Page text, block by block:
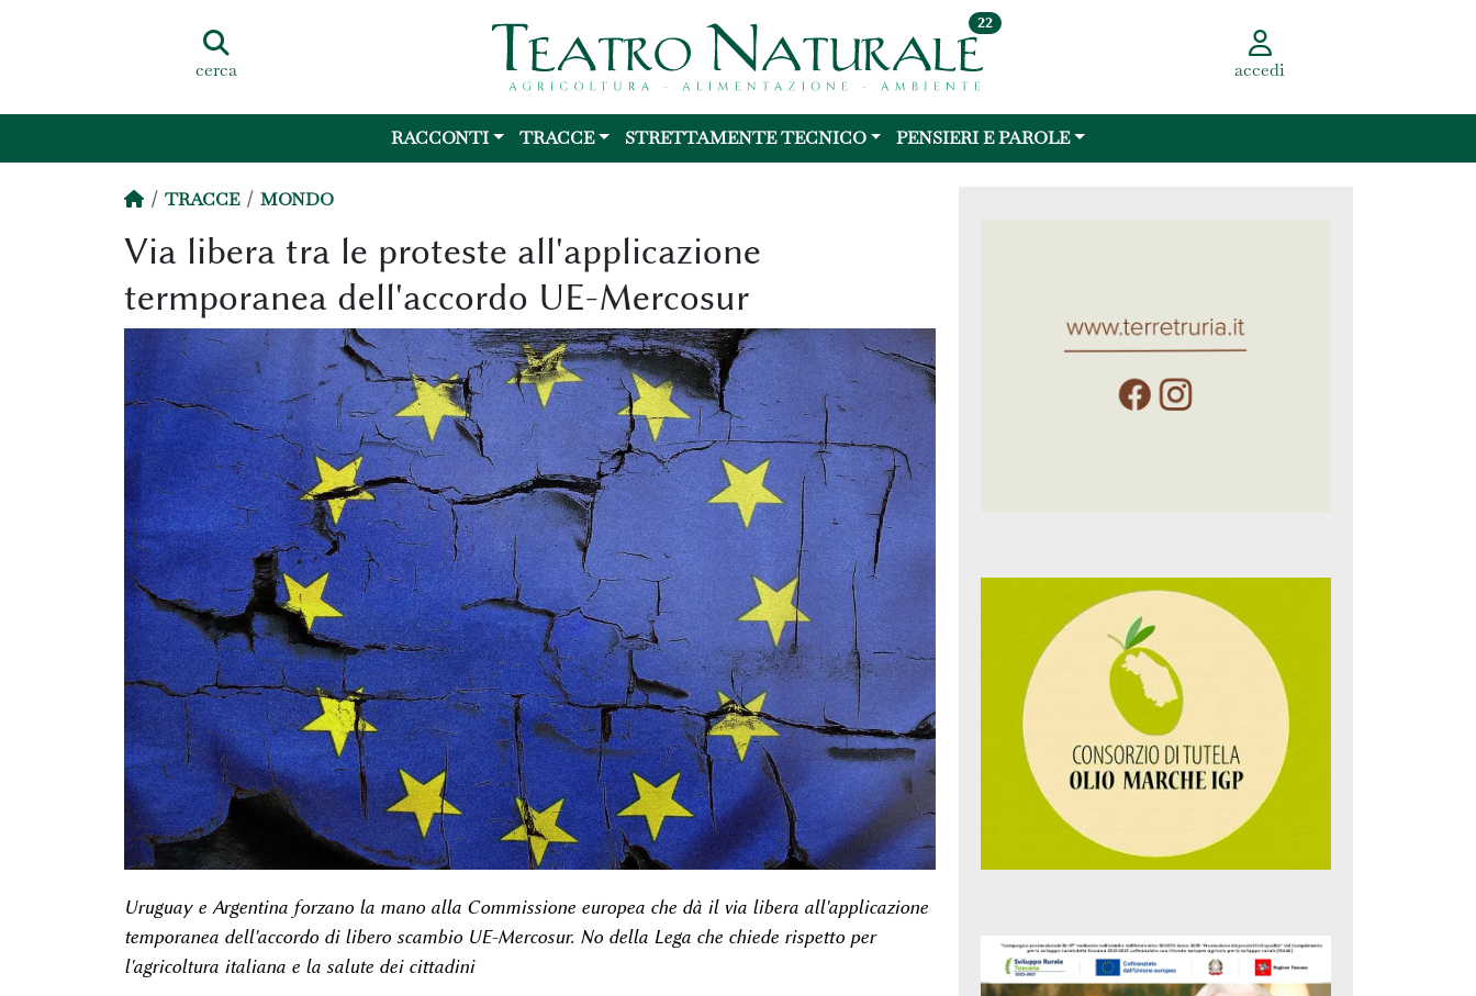
cerca
22
accedi
RACCONTI TRACCE STRETTAMENTE TECNICO PENSIERI E PAROLE
TRACCE MONDO
Via libera tra le proteste all'applicazione
termporanea dell'accordo UE-Mercosur
Uruguay e Argentina forzano la mano alla Commissione europea che dà il via libera all'applicazione
temporanea dell'accordo di libero scambio UE-Mercosur. No della Lega che chiede rispetto per
l'agricoltura italiana e la salute dei cittadini